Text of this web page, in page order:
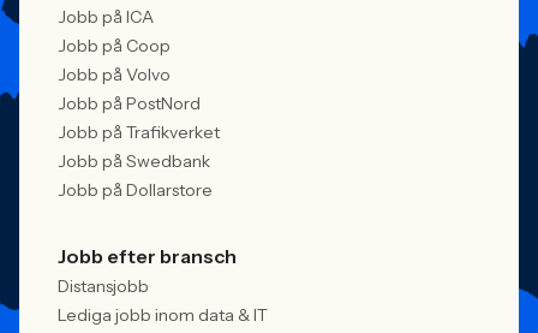
Jobb på ICA
Jobb på Coop
Jobb på Volvo
Jobb på PostNord
Jobb på Trafikverket
Jobb på Swedbank
Jobb på Dollarstore
Jobb efter bransch
Distansjobb
Lediga jobb inom data & IT